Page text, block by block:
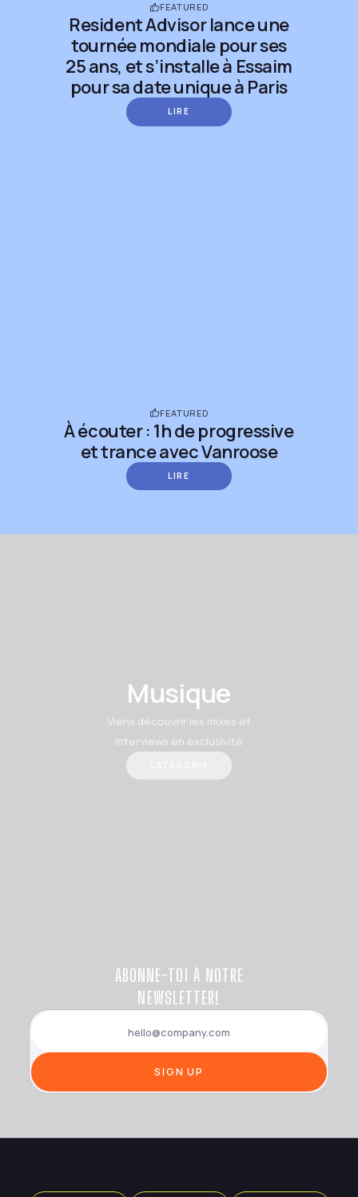
FEATURED
Resident Advisor lance une
tournée mondiale pour ses
25 ans, et s’installe à Essaim
pour sa date unique à Paris
LIRE
FEATURED
À écouter : 1h de progressive
et trance avec Vanroose
LIRE
Musique
Viens découvrir les mixes et
interviews en exclusivité
ABONNE-TOI À NOTRE
NEWSLETTER!